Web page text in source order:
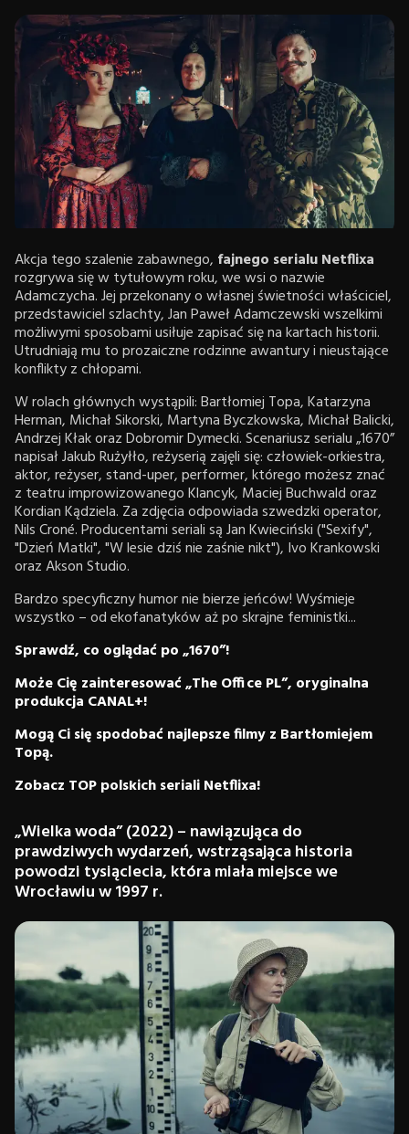
Akcja tego szalenie zabawnego, fajnego serialu Netflixa
rozgrywa się w tytułowym roku, we wsi o nazwie
Adamczycha. Jej przekonany o własnej świetności właściciel,
przedstawiciel szlachty, Jan Paweł Adamczewski wszelkimi
możliwymi sposobami usiłuje zapisać się na kartach historii.
Utrudniają mu to prozaiczne rodzinne awantury i nieustające
konflikty z chłopami.
W rolach głównych wystąpili: Bartłomiej Topa, Katarzyna
Herman, Michał Sikorski, Martyna Byczkowska, Michał Balicki,
Andrzej Kłak oraz Dobromir Dymecki. Scenariusz serialu „1670”
napisał Jakub Rużyłło, reżyserią zajęli się: człowiek-orkiestra,
aktor, reżyser, stand-uper, performer, którego możesz znać
z teatru improwizowanego Klancyk, Maciej Buchwald oraz
Kordian Kądziela. Za zdjęcia odpowiada szwedzki operator,
Nils Croné. Producentami seriali są Jan Kwieciński ("Sexify",
"Dzień Matki", "W lesie dziś nie zaśnie nikt"), Ivo Krankowski
oraz Akson Studio.
Bardzo specyficzny humor nie bierze jeńców! Wyśmieje
wszystko – od ekofanatyków aż po skrajne feministki...
Sprawdź, co oglądać po „1670”!
Może Cię zainteresować „The Office PL”, oryginalna
produkcja CANAL+!
Mogą Ci się spodobać najlepsze filmy z Bartłomiejem
Topą.
Zobacz TOP polskich seriali Netflixa!
„Wielka woda” (2022) – nawiązująca do
prawdziwych wydarzeń, wstrząsająca historia
powodzi tysiąclecia, która miała miejsce we
Wrocławiu w 1997 r.